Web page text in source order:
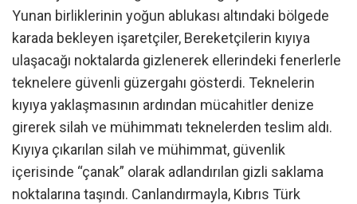
Yunan birliklerinin yoğun ablukası altındaki bölgede
karada bekleyen işaretçiler, Bereketçilerin kıyıya
ulaşacağı noktalarda gizlenerek ellerindeki fenerlerle
teknelere güvenli güzergahı gösterdi. Teknelerin
kıyıya yaklaşmasının ardından mücahitler denize
girerek silah ve mühimmatı teknelerden teslim aldı.
Kıyıya çıkarılan silah ve mühimmat, güvenlik
içerisinde “çanak” olarak adlandırılan gizli saklama
noktalarına taşındı. Canlandırmayla, Kıbrıs Türk